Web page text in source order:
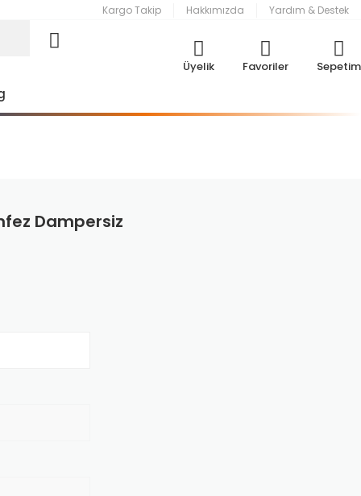
Kargo Takip Hakkımızda Yardım & Destek
Üyelik Favoriler Sepetim
Dampersiz